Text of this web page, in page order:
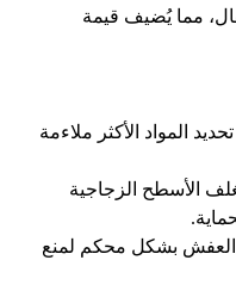
مما يُضيف قيمة
المواد الأكثر ملاءمة
الأسطح الزجاجية
بشكل محكم لمنع